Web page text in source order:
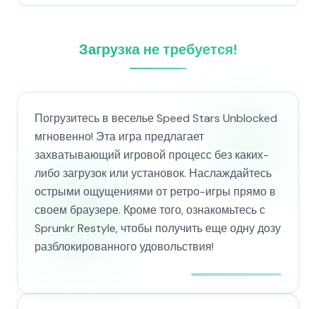
Загрузка не требуется!
Погрузитесь в веселье Speed Stars Unblocked
мгновенно! Эта игра предлагает
захватывающий игровой процесс без каких-
либо загрузок или установок. Наслаждайтесь
острыми ощущениями от ретро-игры прямо в
своем браузере. Кроме того, ознакомьтесь с
Sprunkr Restyle, чтобы получить еще одну дозу
разблокированного удовольствия!